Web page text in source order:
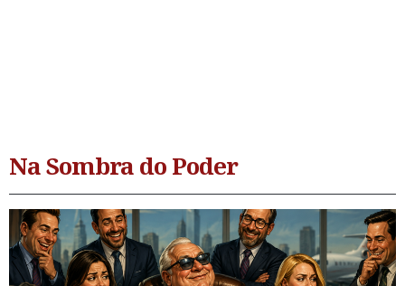
Na Sombra do Poder